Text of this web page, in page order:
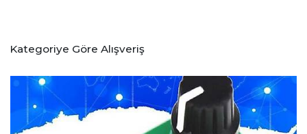
Kategoriye Göre Alışveriş